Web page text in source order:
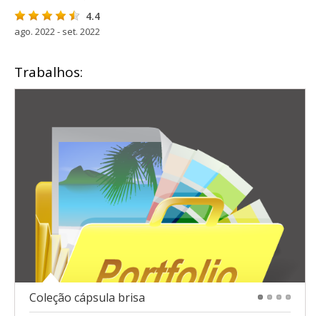
4.4
ago. 2022 - set. 2022
Trabalhos:
Coleção cápsula brisa